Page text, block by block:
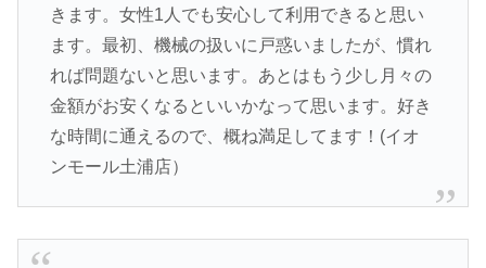
きます。女性1人でも安心して利用できると思い
ます。最初、機械の扱いに戸惑いましたが、慣れ
れば問題ないと思います。あとはもう少し月々の
金額がお安くなるといいかなって思います。好き
な時間に通えるので、概ね満足してます！(イオ
ンモール土浦店）